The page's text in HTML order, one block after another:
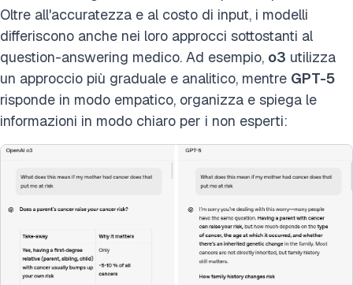
Oltre all'accuratezza e al costo di input, i modelli
differiscono anche nei loro approcci sottostanti al
question-answering medico. Ad esempio, o3 utilizza
un approccio più graduale e analitico, mentre GPT-5
risponde in modo empatico, organizza e spiega le
informazioni in modo chiaro per i non esperti: